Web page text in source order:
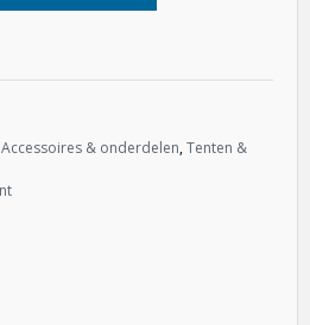
Accessoires & onderdelen,Tenten &